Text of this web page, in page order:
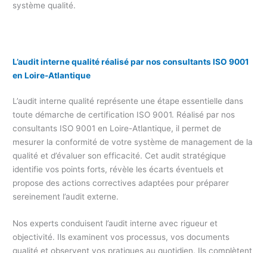
système qualité.
L’audit interne qualité réalisé par nos consultants ISO 9001
en Loire-Atlantique
L’audit interne qualité représente une étape essentielle dans
toute démarche de certification ISO 9001. Réalisé par nos
consultants ISO 9001 en Loire-Atlantique, il permet de
mesurer la conformité de votre système de management de la
qualité et d’évaluer son efficacité. Cet audit stratégique
identifie vos points forts, révèle les écarts éventuels et
propose des actions correctives adaptées pour préparer
sereinement l’audit externe.
Nos experts conduisent l’audit interne avec rigueur et
objectivité. Ils examinent vos processus, vos documents
qualité et observent vos pratiques au quotidien. Ils complètent